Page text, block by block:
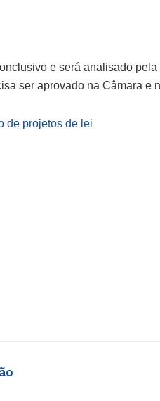
e será analisado
ser aprovado na Câmara e
de projetos de lei